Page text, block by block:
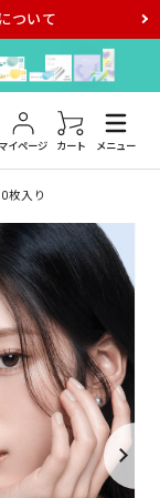
ついて
マイページ カート メニュー
メガネ
枚入り